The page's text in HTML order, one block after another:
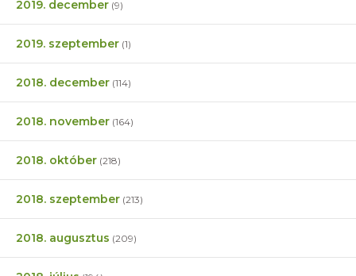
2019. december (9)
2019. szeptember (1)
2018. december (114)
2018. november (164)
2018. október (218)
2018. szeptember (213)
2018. augusztus (209)